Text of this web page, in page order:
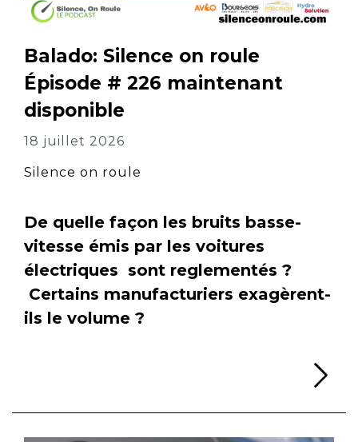
Balado: Silence on roule
Épisode # 226 maintenant
disponible
18 juillet 2026
Silence on roule
De quelle façon les bruits basse-
vitesse émis par les voitures
électriques sont reglementés ?
Certains manufacturiers exagèrent-
ils le volume ?